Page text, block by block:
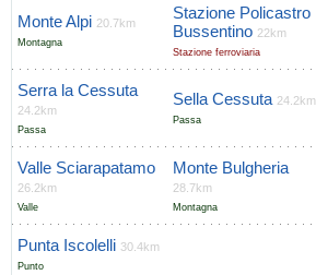
Monte Alpi 20.7km
Montagna
Stazione Policastro
Bussentino 22km
Stazione ferroviaria
Serra la Cessuta
24.2km
Passa
Sella Cessuta 24.2km
Passa
Valle Sciarapatamo
26.2km
Valle
Monte Bulgheria
28.7km
Montagna
Punta Iscolelli 30.4km
Punto